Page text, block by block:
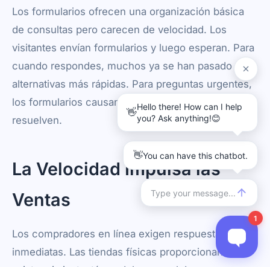
Los formularios ofrecen una organización básica
de consultas pero carecen de velocidad. Los
visitantes envían formularios y luego esperan. Para
cuando respondes, muchos ya se han pasado a
alternativas más rápidas. Para preguntas urgentes,
los formularios causan más problemas de los que
resuelven.
La Velocidad Impulsa las
Ventas
Los compradores en línea exigen respuestas
inmediatas. Las tiendas físicas proporcionan